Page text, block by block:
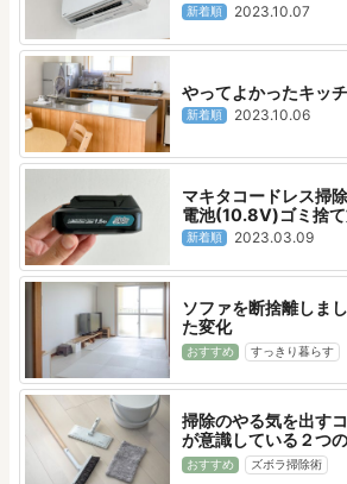
新着順 2023.10.07
やってよかったキッ
新着順 2023.10.06
マキタコードレス掃
電池(10.8V)ゴミ捨
新着順 2023.03.09
ソファを断捨離しま
た変化
おすすめ すっきり暮らす
掃除のやる気を出す
が意識している２つ
おすすめ ズボラ掃除術